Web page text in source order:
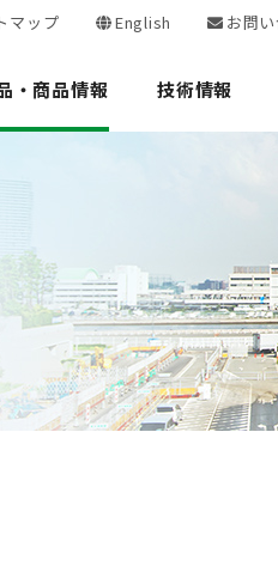
マップ English お問
・商品情報 技術情報